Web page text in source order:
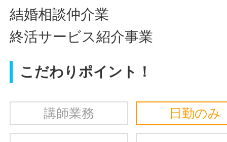
結婚相談仲介業
終活サービス紹介事業
こだわりポイント！
講師業務 日勤のみ